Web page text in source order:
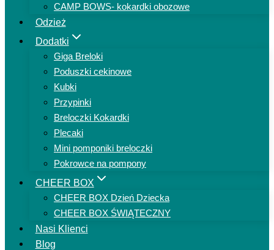
CAMP BOWS- kokardki obozowe
Odzież
Dodatki
Giga Breloki
Poduszki cekinowe
Kubki
Przypinki
Breloczki Kokardki
Plecaki
Mini pomponiki breloczki
Pokrowce na pompony
CHEER BOX
CHEER BOX Dzień Dziecka
CHEER BOX ŚWIĄTECZNY
Nasi Klienci
Blog